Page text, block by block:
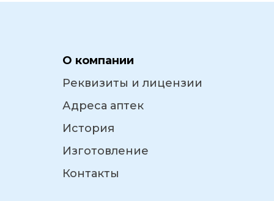
О компании
Реквизиты и лицензии
Адреса аптек
История
Изготовление
Контакты